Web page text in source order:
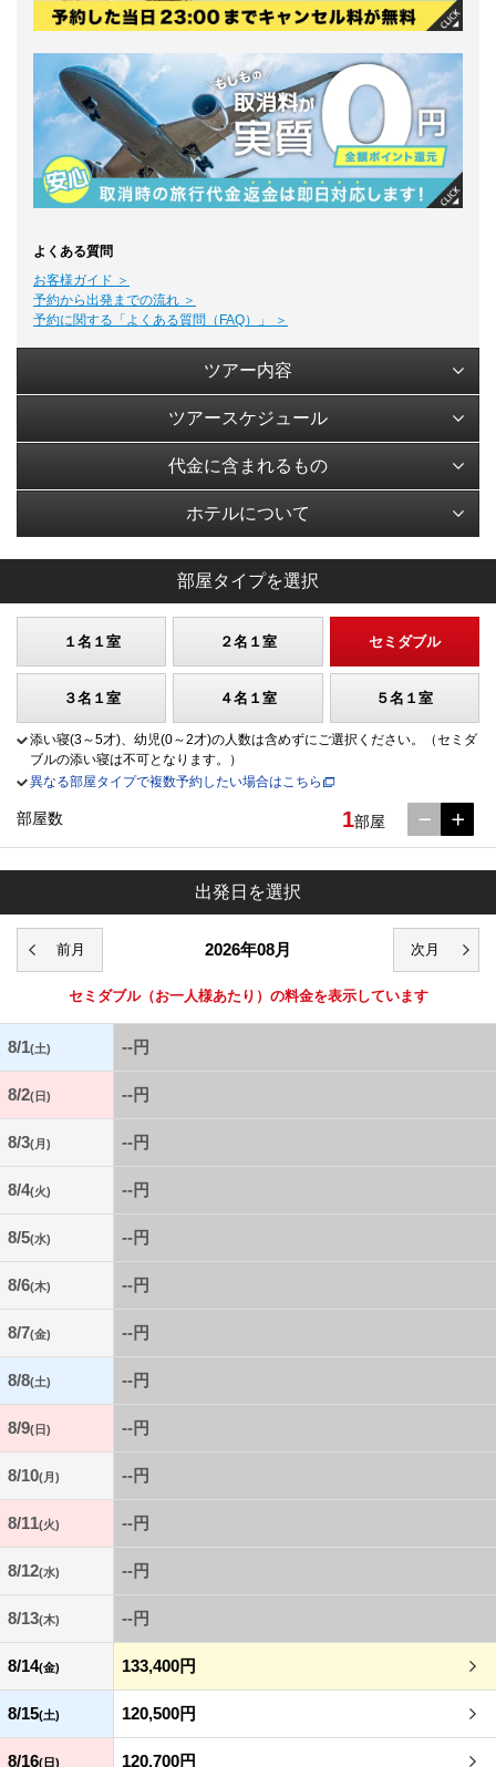
よくある質問
お客様ガイド ＞
予約から出発までの流れ ＞
予約に関する「よくある質問（FAQ）」 ＞
ツアー内容
ツアースケジュール
代金に含まれるもの
ホテルについて
部屋タイプを選択
１名１室 ２名１室 セミダブル
３名１室 ４名１室 ５名１室
添い寝(3～5才)、幼児(0～2才)の人数は含めずにご選択ください。（セミダ
ブルの添い寝は不可となります。）
異なる部屋タイプで複数予約したい場合はこちら
部屋数 1部屋
出発日を選択
2026年08月
セミダブル（お一人様あたり）の料金を表示しています
8/1(土) --円
8/2(日) --円
8/3(月) --円
8/4(火) --円
8/5(水) --円
8/6(木) --円
8/7(金) --円
8/8(土) --円
8/9(日) --円
8/10(月) --円
8/11(火) --円
8/12(水) --円
8/13(木) --円
8/14(金) 133,400円
8/15(土) 120,500円
8/16(日) 120,700円